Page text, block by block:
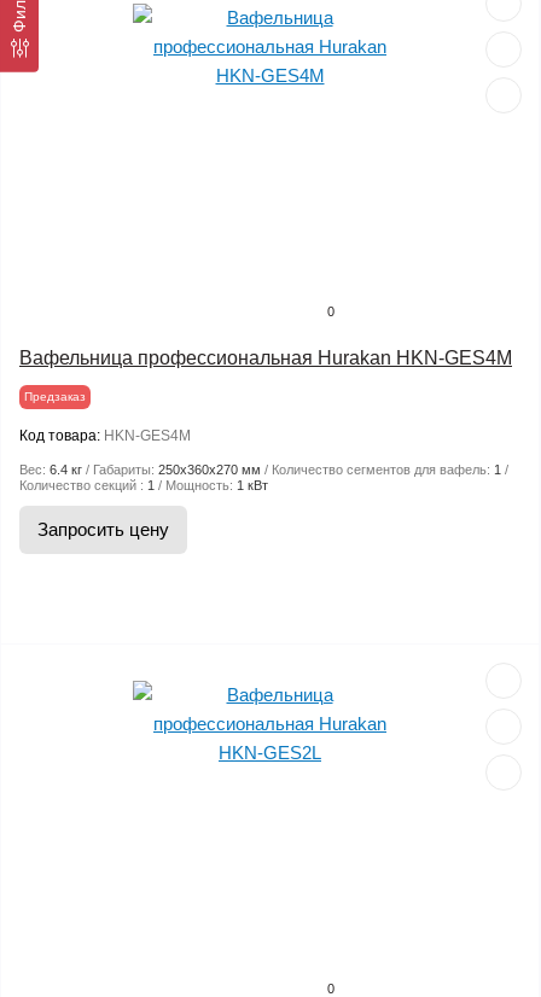
0
Вафельница профессиональная Hurakan HKN-GES4M
Предзаказ
Код товара: HKN-GES4M
Вес: 6.4 кг Габариты: 250x360x270 мм Количество сегментов для вафель: 1
Количество секций : 1 Мощность: 1 кВт
Запросить цену
0